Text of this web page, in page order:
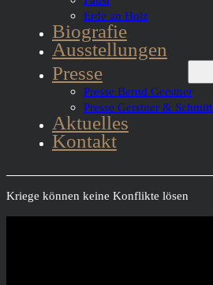
Erde an Holz
Biografie
Ausstellungen
Presse
Presse Bernd Gerstner
Presse Gerstner & Schmitt
Aktuelles
Kontakt
Kriege können keine Konflikte lösen